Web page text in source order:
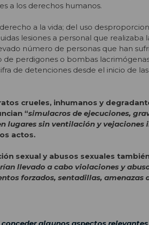
a los derechos humanos.
a la vida; del uso
lesiones a personal que realizaba
número de personas que han
perdigones o bombas
de detenciones desde el inicio de
crueles, inhumanos y
“simulacros de ejecuciones,
lugares sin ventilación y vejaciones
actos.
sexual y abusos sexuales
llevado a cabo violaciones y
forzados, sentadillas, amenazas